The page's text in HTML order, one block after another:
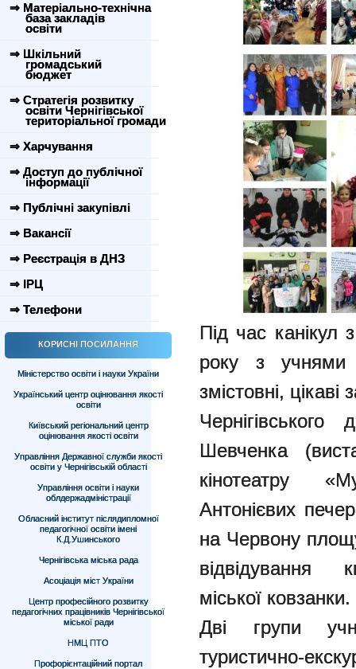
⇒ Матеріально-технічна
база закладів
освіти
⇒ Шкільний
громадський
бюджет
⇒ Стратегія розвитку
освіти Чернігівської
територіальної громади
⇒ Харчування
⇒ Доступ до публічної
інформації
⇒ Публічні закупівлі
⇒ Вакансії
⇒ Реєстрація в ДНЗ
⇒ ІРЦ
⇒ Телефони
КОРИСНІ ПОСИЛАННЯ
Міністерство освіти і науки України
Український центр оцінювання якості
освіти
Київський регіональний центр
оцінювання якості освіти
Управління Державної служби якості
освіти у Чернігівській області
Управління освіти і науки
облдержадміністрації
Обласний інститут післядипломної
педагогічної освіти імені
К.Д.Ушинського
Чернігівська міська рада
Асоціація міст України
Центр професійного розвитку
педагогічних працівників Чернігівської
міської ради
НМЦ ПТО
Профорієнтаційний портал
Під час канікул
року з учнями
змістовні,
Шевченка
кінотеатру
Антонієвих
на Червону
відвідування
міської ковзанки.
Дві групи
туристично-